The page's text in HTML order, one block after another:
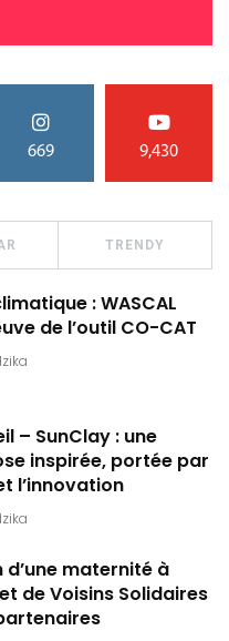
669 9,430
TRENDY
: WASCAL
de l’outil CO-CAT
– SunClay : une
inspirée, portée par
l’innovation
maternité à
de Voisins Solidaires